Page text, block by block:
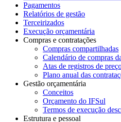
Pagamentos
Relatórios de gestão
Terceirizados
Execução orçamentária
Compras e contratações
Compras compartilhadas
Calendário de compras
Atas de registros de
Plano anual das
Gestão orçamentária
Conceitos
Orçamento do IFSul
Termos de execução
Estrutura e pessoal